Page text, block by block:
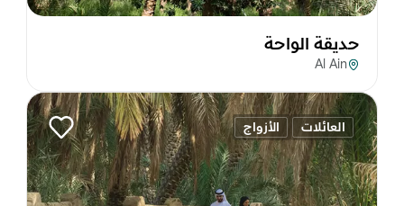
حديقة الواحة
Al Ain
العائلات الأزواج